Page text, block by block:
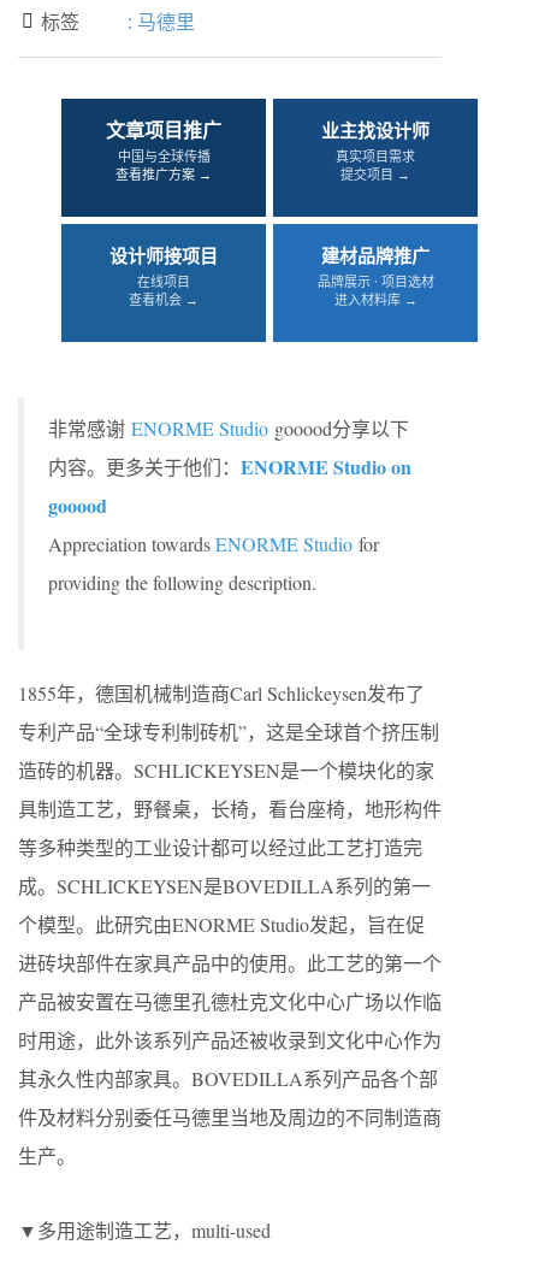
 标签 : 马德里
文章项目推广
中国与全球传播
查看推广方案 →
业主找设计师
真实项目需求
提交项目 →
设计师接项目
在线项目
查看机会 →
建材品牌推广
品牌展示 · 项目选材
进入材料库 →
非常感谢 ENORME Studio gooood分享以下
内容。更多关于他们： ENORME Studio on
gooood
Appreciation towardsENORME Studio for
providing the following description.
1855年，德国机械制造商Carl Schlickeysen发布了
专利产品“全球专利制砖机”，这是全球首个挤压制
造砖的机器。SCHLICKEYSEN是一个模块化的家
具制造工艺，野餐桌，长椅，看台座椅，地形构件
等多种类型的工业设计都可以经过此工艺打造完
成。SCHLICKEYSEN是BOVEDILLA系列的第一
个模型。此研究由ENORME Studio发起，旨在促
进砖块部件在家具产品中的使用。此工艺的第一个
产品被安置在马德里孔德杜克文化中心广场以作临
时用途，此外该系列产品还被收录到文化中心作为
其永久性内部家具。BOVEDILLA系列产品各个部
件及材料分别委任马德里当地及周边的不同制造商
生产。
▼多用途制造工艺，multi-used